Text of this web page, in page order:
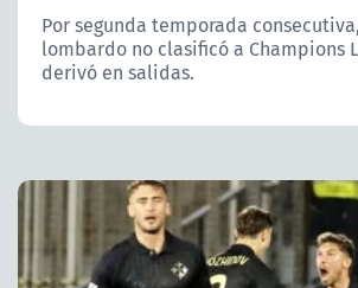
ÁREA DE PROYECTOS
Por segunda temporada
lombardo no clasificó a Champions
derivó en salidas.